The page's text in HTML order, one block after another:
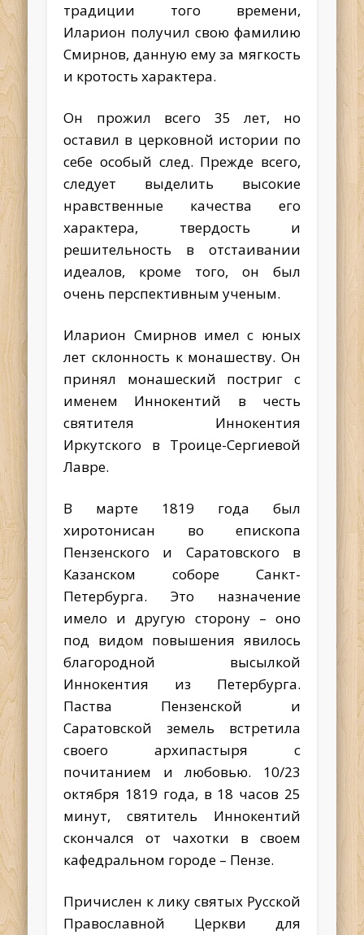
традиции того времени,
Иларион получил свою фамилию
Смирнов, данную ему за мягкость
и кротость характера.
Он прожил всего 35 лет, но
оставил в церковной истории по
себе особый след. Прежде всего,
следует выделить высокие
нравственные качества его
характера, твердость и
решительность в отстаивании
идеалов, кроме того, он был
очень перспективным ученым.
Иларион Смирнов имел с юных
лет склонность к монашеству. Он
принял монашеский постриг с
именем Иннокентий в честь
святителя Иннокентия
Иркутского в Троице-Сергиевой
Лавре.
В марте 1819 года был
хиротонисан во епископа
Пензенского и Саратовского в
Казанском соборе Санкт-
Петербурга. Это назначение
имело и другую сторону – оно
под видом повышения явилось
благородной высылкой
Иннокентия из Петербурга.
Паства Пензенской и
Саратовской земель встретила
своего архипастыря с
почитанием и любовью. 10/23
октября 1819 года, в 18 часов 25
минут, святитель Иннокентий
скончался от чахотки в своем
кафедральном городе – Пензе.
Причислен к лику святых Русской
Православной Церкви для